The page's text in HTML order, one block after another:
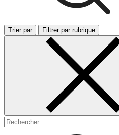
Trier par Filtrer par rubrique